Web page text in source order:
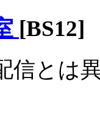
[BS12]
信とは